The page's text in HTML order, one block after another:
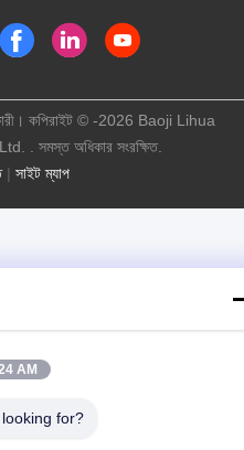
| সাইট ম্যাপ
কপিরাইট © -2026 Baoji Lihua
. সমস্ত অধিকার সংরক্ষিত.
AM
for?